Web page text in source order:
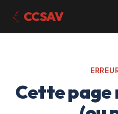
CCSAV
Cette page